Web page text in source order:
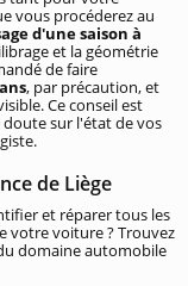
vous procéderez au
d'une saison à
et la géométrie
de faire
, par précaution, et
Ce conseil est
doute sur l'état de vos
de Liège
et réparer tous les
votre voiture ? Trouvez
domaine automobile